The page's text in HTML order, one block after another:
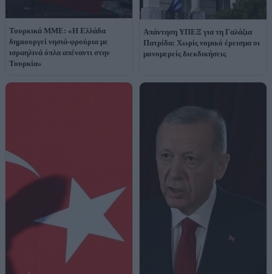
Τουρκικά ΜΜΕ: «Η Ελλάδα
δημιουργεί νησιά-φρούρια με
ισραηλινά όπλα απέναντι στην
Τουρκία»
Απάντηση ΥΠΕΞ για τη Γαλάζια
Πατρίδα: Χωρίς νομικό έρεισμα οι
μονομερείς διεκδικήσεις